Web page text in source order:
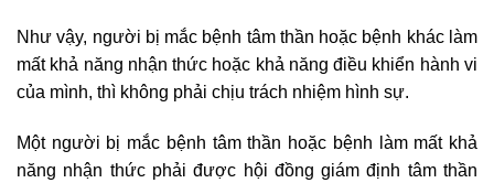
Như vậy, người bị mắc bệnh tâm thần hoặc bệnh khác làm
mất khả năng nhận thức hoặc khả năng điều khiển hành vi
của mình, thì không phải chịu trách nhiệm hình sự.
Một người bị mắc bệnh tâm thần hoặc bệnh làm mất khả
năng nhận thức phải được hội đồng giám định tâm thần